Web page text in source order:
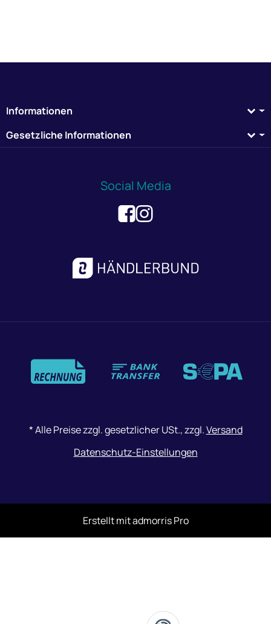
Informationen
Gesetzliche Informationen
Social Media
Zahlungsmethoden
*Alle Preise zzgl. gesetzlicher USt., zzgl.Versand
Datenschutz-Einstellungen
Erstellt mitadmorris Pro